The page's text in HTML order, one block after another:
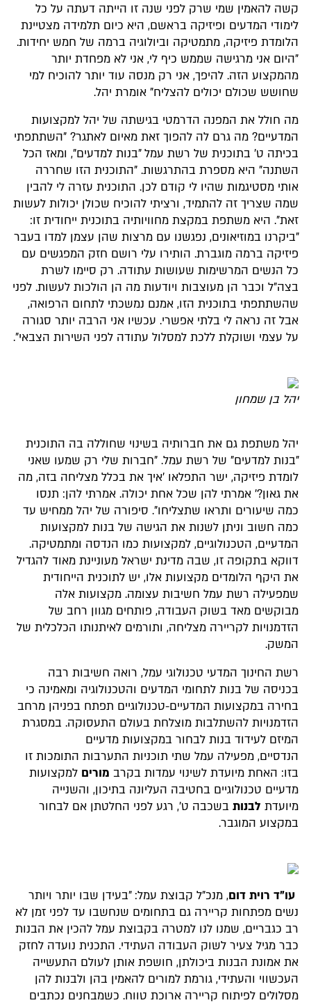
קשה להאמין שמי שרק לפני שנה זו הייתה דעתה על כל
לימודי המדעים ופיזיקה בראשם, היא כיום תלמידה מצטיינת
הלומדת פיזיקה, מתמטיקה וביולוגיה ברמה של חמש יחידות.
"היום אני מרגישה שממש כיף לי, אני לא מפחדת יותר
מהמקצוע הזה. להיפך, אני רק מנסה עוד יותר להוכיח למי
שחושש שכולם יכולים להצליח" אומרת יהל.
מה חולל את המפנה הדרמטי בגישתה של יהל למקצועות
המדעיים? מה גרם לה להפוך זאת מאיום לאתגר? "השתתפתי
בכיתה ט' בתוכנית של רשת עמל "בנות למדעים", ומאז הכל
השתנה" היא מספרת בהתרגשות. "התוכנית הזו שחררה
אותי מסטיגמות שהיו לי קודם לכן. התוכנית עזרה לי להבין
שמה שצריך זה להתמיד, ורציתי להוכיח שכולן יכולות לעשות
זאת". היא משתפת במקצת מחוויותיה בתוכנית ייחודית זו:
"ביקרנו במוזיאונים, נפגשנו עם מרצות שהן עצמן למדו בעבר
פיזיקה ברמה מוגברת. הותירו עלי רושם חזק המפגשים עם
כל הנשים המרשימות שעושות עתודה. רק סיימו לשרת
בצה"ל וכבר הן מעוצבות ויודעות מה הן הולכות לעשות. לפני
שהשתתפתי בתוכנית הזו, אמנם נמשכתי לתחום הרפואה,
אבל זה נראה לי בלתי אפשרי. עכשיו אני הרבה יותר סגורה
על עצמי ושוקלת ללכת למסלול עתודה לפני השירות הצבאי".
יהל בן שמחון
יהל משתפת גם את חברותיה בשינוי שחוללה בה התוכנית
"בנות למדעים" של רשת עמל. "חברות שלי רק שמעו שאני
לומדת פיזיקה, ישר התפלאו 'איך את בכלל מצליחה בזה, מה
את גאון?' אמרתי להן שכל אחת יכולה. אמרתי להן: תנסו
כמה שיעורים ותראו שתצליחו". סיפורה של יהל ממחיש עד
כמה חשוב וניתן לשנות את הגישה של בנות למקצועות
המדעיים, הטכנולוגיים, למקצועות כמו הנדסה ומתמטיקה.
דווקא בתקופה זו, שבה מדינת ישראל מעוניינת מאוד להגדיל
את היקף הלומדים מקצועות אלו, יש לתוכנית הייחודית
שמפעילה רשת עמל חשיבות עצומה. מקצועות אלה
מבוקשים מאד בשוק העבודה, פותחים מגוון רחב של
הזדמנויות לקריירה מצליחה, ותורמים לאיתנותו הכלכלית של
המשק.
רשת החינוך המדעי טכנולוגי עמל, רואה חשיבות רבה
בכניסה של בנות לתחומי המדעים והטכנולוגיה ומאמינה כי
בחירה במקצועות המדעיים-טכנולוגיים תפתח בפניהן מרחב
הזדמנויות להשתלבות מוצלחת בעולם התעסוקה. במסגרת
המיזם לעידוד בנות לבחור במקצועות מדעיים
הנדסיים, מפעילה עמל שתי תוכניות התערבות התומכות זו
בזו: האחת מיועדת לשינוי עמדות בקרב מורים למקצועות
מדעיים טכנולוגיים בחטיבה העליונה בתיכון, והשנייה
מיועדת לבנות בשכבה ט', רגע לפני החלטתן אם לבחור
במקצוע המוגבר.
עו"ד רוית דום, מנכ"ל קבוצת עמל: "בעידן שבו יותר ויותר
נשים מפתחות קריירה גם בתחומים שנחשבו עד לפני זמן לא
רב כגבריים, שמנו לנו למטרה בקבוצת עמל להכין את הבנות
כבר מגיל צעיר לשוק העבודה העתידי. התכנית נועדה לחזק
את אמונת הבנות ביכולתן, חושפת אותן לעולם התעשייה
העכשווי והעתידי, גורמת למורים להאמין בהן ולבנות להן
מסלולים לפיתוח קריירה ארוכת טווח. כשמבחנים נכתבים